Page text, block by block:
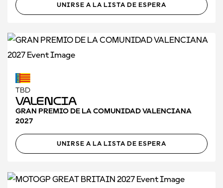
UNIRSE A LA LISTA DE ESPERA
TBD
Valencia
GRAN PREMIO DE LA COMUNIDAD VALENCIANA
2027
UNIRSE A LA LISTA DE ESPERA